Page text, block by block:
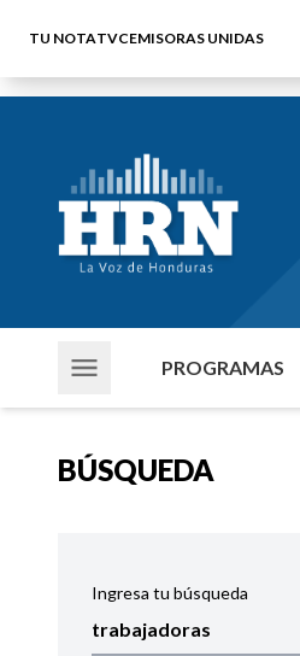
TU NOTATVCEMISORAS UNIDAS
PROGRAMAS
BÚSQUEDA
Ingresa tu búsqueda